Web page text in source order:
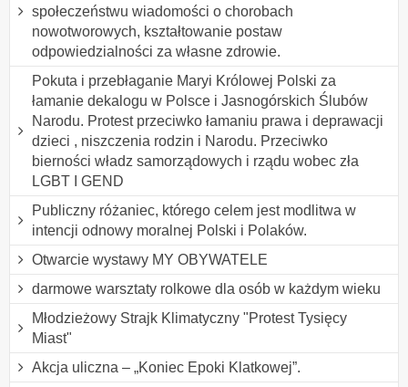
społeczeństwu wiadomości o chorobach
nowotworowych, kształtowanie postaw
odpowiedzialności za własne zdrowie.
Pokuta i przebłaganie Maryi Królowej Polski za
łamanie dekalogu w Polsce i Jasnogórskich Ślubów
Narodu. Protest przeciwko łamaniu prawa i deprawacji
dzieci , niszczenia rodzin i Narodu. Przeciwko
bierności władz samorządowych i rządu wobec zła
LGBT I GEND
Publiczny różaniec, którego celem jest modlitwa w
intencji odnowy moralnej Polski i Polaków.
Otwarcie wystawy MY OBYWATELE
darmowe warsztaty rolkowe dla osób w każdym wieku
Młodzieżowy Strajk Klimatyczny "Protest Tysięcy
Miast"
Akcja uliczna – „Koniec Epoki Klatkowej”.